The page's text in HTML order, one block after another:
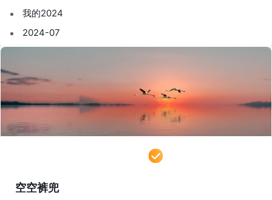
我的2024
2024-07
空空裤兜